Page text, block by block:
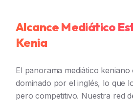
Alcance Mediático
Kenia
El panorama mediático
dominado por el inglés, lo que
pero competitivo. Nuestra red